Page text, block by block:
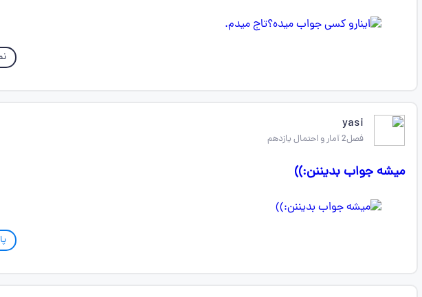
yasi
فصل2 آمار و احتمال یازدهم
میشه جواب بدیننن:))